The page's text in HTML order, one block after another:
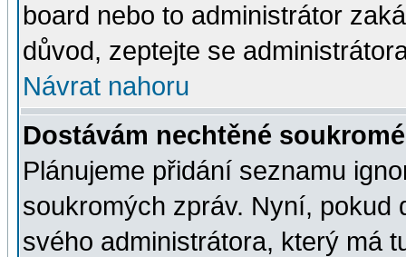
board nebo to administrátor
důvod, zeptejte se
Návrat nahoru
Dostávám nechtěné
Plánujeme přidání seznamu
soukromých zpráv. Nyní, pokud
svého administrátora, který má